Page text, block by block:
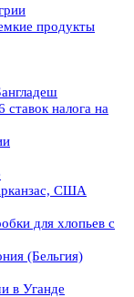
продукты
налога на
США
для хлопьев с
(Бельгия)
в Уганде